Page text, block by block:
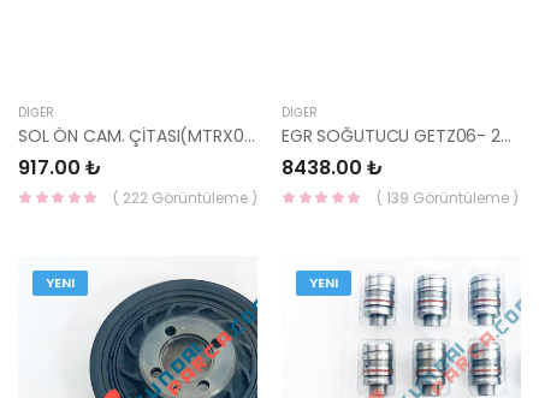
DIĞER
SOL ÖN CAM. ÇİTASI(MTRX09-) 87711-10000-HMC
917.00 ₺
( 222 Görüntüleme )
DIĞER
EGR SOĞUTUCU GETZ06- 28416-2A401-HMC
8438.00 ₺
( 139 Görüntüleme )
YENI YENI